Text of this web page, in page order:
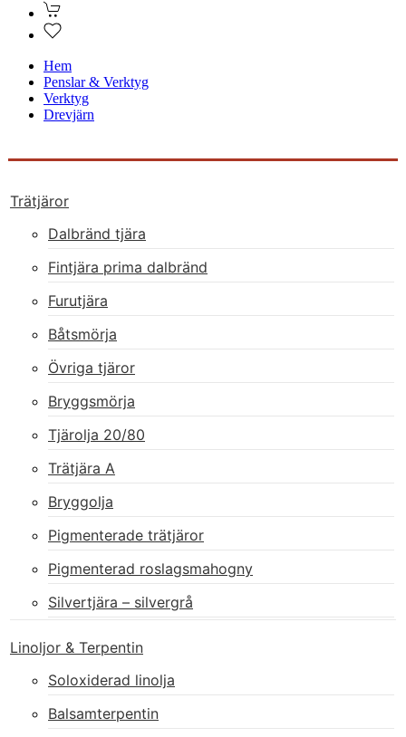
Hem
Penslar & Verktyg
Verktyg
Drevjärn
Trätjäror
Dalbränd tjära
Fintjära prima dalbränd
Furutjära
Båtsmörja
Övriga tjäror
Bryggsmörja
Tjärolja 20/80
Trätjära A
Bryggolja
Pigmenterade trätjäror
Pigmenterad roslagsmahogny
Silvertjära – silvergrå
Linoljor & Terpentin
Soloxiderad linolja
Balsamterpentin